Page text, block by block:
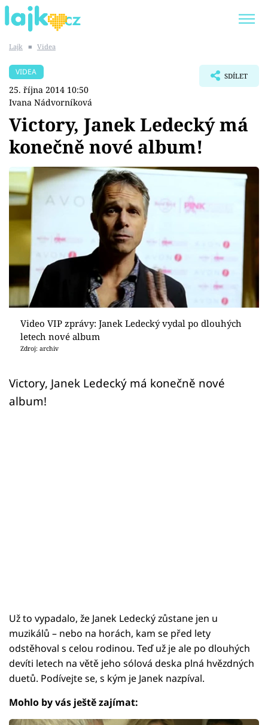
SHOPAHOLICADEL
Témata
Showbyznys
Youtubeři
Virály
Sex a vztahy
Videa
Sledujte prima+
Lajk ■ Videa
VIDEA
25. října 2014 10:50
Ivana Nádvorníková
SDÍLET
Victory, Janek Ledecký má
konečně nové album!
Video VIP zprávy: Janek Ledecký vydal po dlouhých
letech nové album
Zdroj: archiv
Victory, Janek Ledecký má konečně nové
album!
Už to vypadalo, že Janek Ledecký zůstane jen u
muzikálů – nebo na horách, kam se před lety
odstěhoval s celou rodinou. Teď už je ale po dlouhých
devíti letech na větě jeho sólová deska plná hvězdných
duetů. Podívejte se, s kým je Janek nazpíval.
Mohlo by vás ještě zajímat: